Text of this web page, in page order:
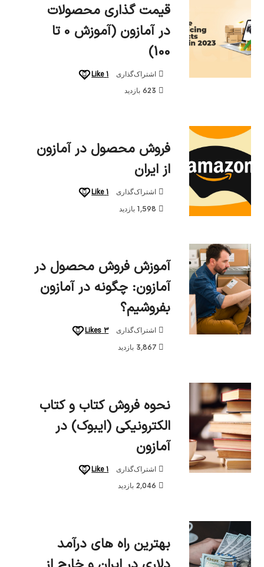
قیمت گذاری محصولات
در آمازون (آموزش 0 تا
100)
اشتراک‌گذاری 1
Like
فروش محصول در آمازون
از ایران
اشتراک‌گذاری 1
Like
آموزش فروش محصول در
آمازون: چگونه در آمازون
بفروشیم؟
اشتراک‌گذاری 3
Likes
3,867 بازدید
نحوه فروش کتاب و کتاب
الکترونیکی (ایبوک) در
آمازون
اشتراک‌گذاری 1
Like
بهترین راه های درآمد